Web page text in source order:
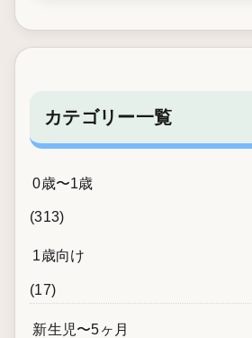
カテゴリー一覧
0歳〜1歳
(313)
1歳向け
(17)
新生児〜5ヶ月